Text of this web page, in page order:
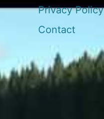
Privacy Policy
Contact